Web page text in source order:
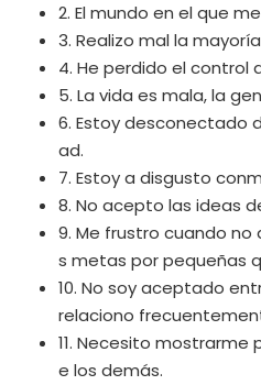
2. El mundo en el que
3. Realizo mal la
4. He perdido el control
5. La vida es mala, la
6. Estoy desconectado
ad.
7. Estoy a disgusto
8. No acepto las ideas
9. Me frustro cuando
s metas por pequeñas
10. No soy aceptado
relaciono
11. Necesito
e los demás.